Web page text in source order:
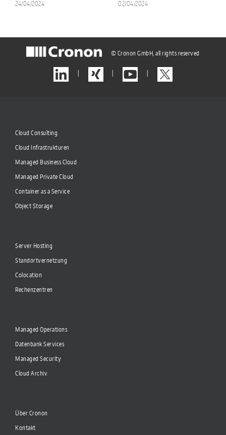
24/04/2024 02/04/2024
© Cronon GmbH, all rights reserved
Cloud Consulting
Cloud Infrastrukturen
Managed Business Cloud
Managed Private Cloud
Container as a Service
Object Storage
Server Hosting
Standortvernetzung
Colocation
Rechenzentren
Managed Operations
Datenbank Services
Managed Security
Cloud Archiv
Über Cronon
Kontakt